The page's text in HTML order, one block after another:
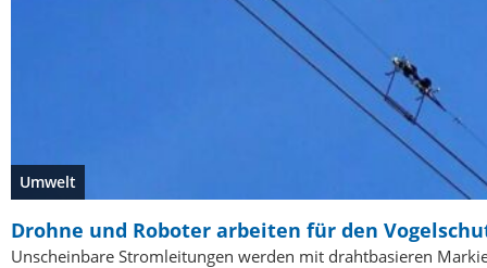
Umwelt
Drohne und Roboter arbeiten für den
Unscheinbare Stromleitungen werden mit drahtbasieren